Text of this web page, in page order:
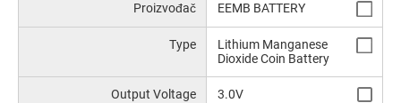
Proizvođač EEMB BATTERY
Type
Lithium Manganese
Dioxide Coin Battery
Output Voltage 3.0V